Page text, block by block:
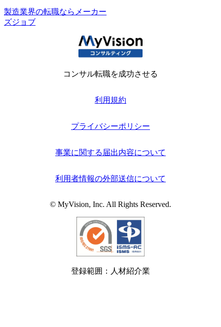
製造業界の転職ならメーカー
ズジョブ
コンサル転職を成功させる
利用規約
プライバシーポリシー
事業に関する届出内容について
利用者情報の外部送信について
© MyVision, Inc. All Rights Reserved.
登録範囲：人材紹介業